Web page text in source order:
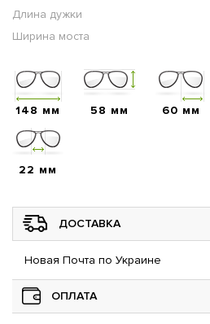
Длина дужки
Ширина моста
148 мм 58 мм 60 мм
22 мм
ДОСТАВКА
Новая Почта по Украине
ОПЛАТА